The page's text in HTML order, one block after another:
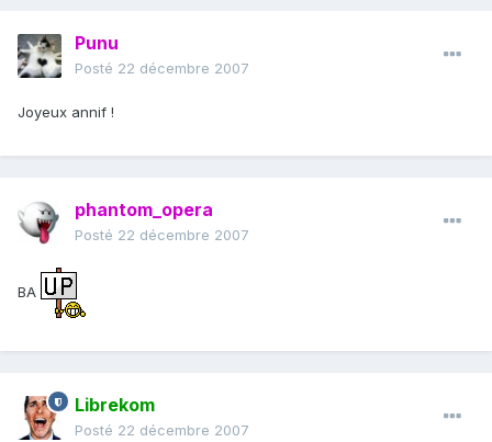
Punu
Posté 22 décembre 2007
Joyeux annif !
phantom_opera
Posté 22 décembre 2007
BA
Librekom
Posté 22 décembre 2007